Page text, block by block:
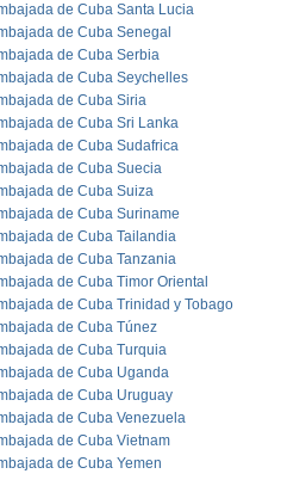
de Cuba Santa Lucia
de Cuba Senegal
de Cuba Serbia
de Cuba Seychelles
de Cuba Siria
de Cuba Sri Lanka
de Cuba Sudafrica
de Cuba Suecia
de Cuba Suiza
de Cuba Suriname
de Cuba Tailandia
de Cuba Tanzania
de Cuba Timor Oriental
de Cuba Trinidad y Tobago
de Cuba Túnez
de Cuba Turquia
de Cuba Uganda
de Cuba Uruguay
de Cuba Venezuela
de Cuba Vietnam
de Cuba Yemen